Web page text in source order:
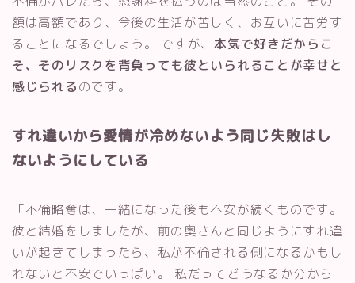
額は高額であり、今後の生活が苦しく、お互いに苦労す
ることになるでしょう。 ですが、本気で好きだからこ
そ、そのリスクを背負っても彼といられることが幸せと
感じられるのです。
すれ違いから愛情が冷めないよう同じ失敗はし
ないようにしている
「不倫略奪は、一緒になった後も不安が続くものです。
彼と結婚をしましたが、前の奥さんと同じようにすれ違
いが起きてしまったら、私が不倫される側になるかもし
れないと不安でいっぱい。 私だってどうなるか分から